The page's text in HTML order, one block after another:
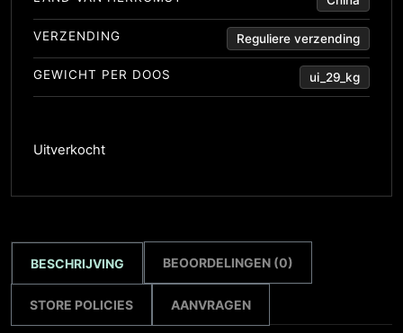
VERZENDING Reguliere verzending
GEWICHT PER DOOS ui_29_kg
Uitverkocht
BESCHRIJVING BEOORDELINGEN (0)
STORE POLICIES AANVRAGEN